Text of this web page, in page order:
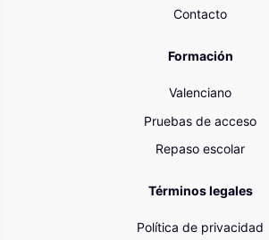
Contacto
Formación
Valenciano
Pruebas de acceso
Repaso escolar
Términos legales
Política de privacidad